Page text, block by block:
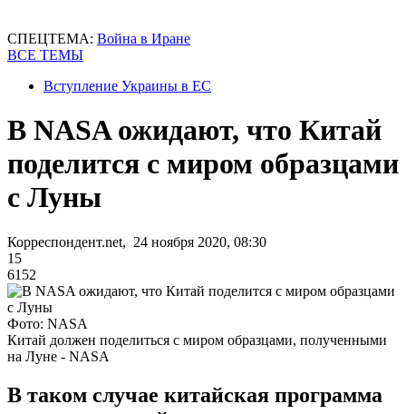
СПЕЦТЕМА: Война в Иране
ВСЕ ТЕМЫ
Вступление Украины в ЕС
В NASA ожидают, что Китай
поделится с миром образцами
с Луны
Корреспондент.net, 24 ноября 2020, 08:30
15
6152
Фото: NASA
Китай должен поделиться с миром образцами, полученными
на Луне - NASA
В таком случае китайская программа